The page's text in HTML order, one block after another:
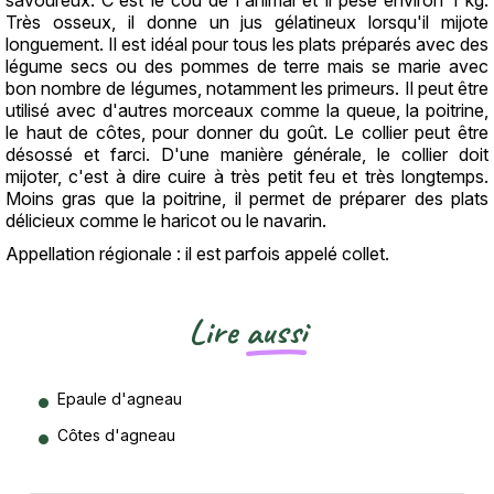
Très osseux, il donne un jus gélatineux lorsqu'il mijote
longuement. Il est idéal pour tous les plats préparés avec des
légume secs ou des pommes de terre mais se marie avec
bon nombre de légumes, notamment les primeurs. Il peut être
utilisé avec d'autres morceaux comme la queue, la poitrine,
le haut de côtes, pour donner du goût. Le collier peut être
désossé et farci. D'une manière générale, le collier doit
mijoter, c'est à dire cuire à très petit feu et très longtemps.
Moins gras que la poitrine, il permet de préparer des plats
délicieux comme le haricot ou le navarin.
Appellation régionale : il est parfois appelé collet.
Lireaussi
Epaule d'agneau
Côtes d'agneau